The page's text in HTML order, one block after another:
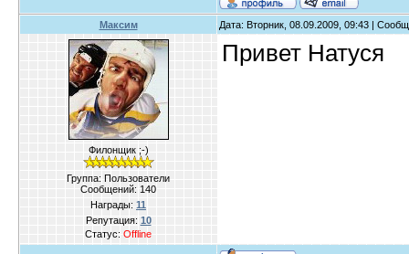
Максим Дата: Вторник, 08.09.2009, 09:43 |
Филонщик ;-)
Группа: Пользователи
Сообщений: 140
Награды: 11
Репутация: 10
Статус: Offline
Привет Натуся